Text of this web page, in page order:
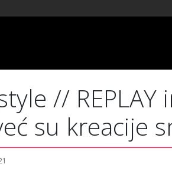
// REPLAY
su kreacije